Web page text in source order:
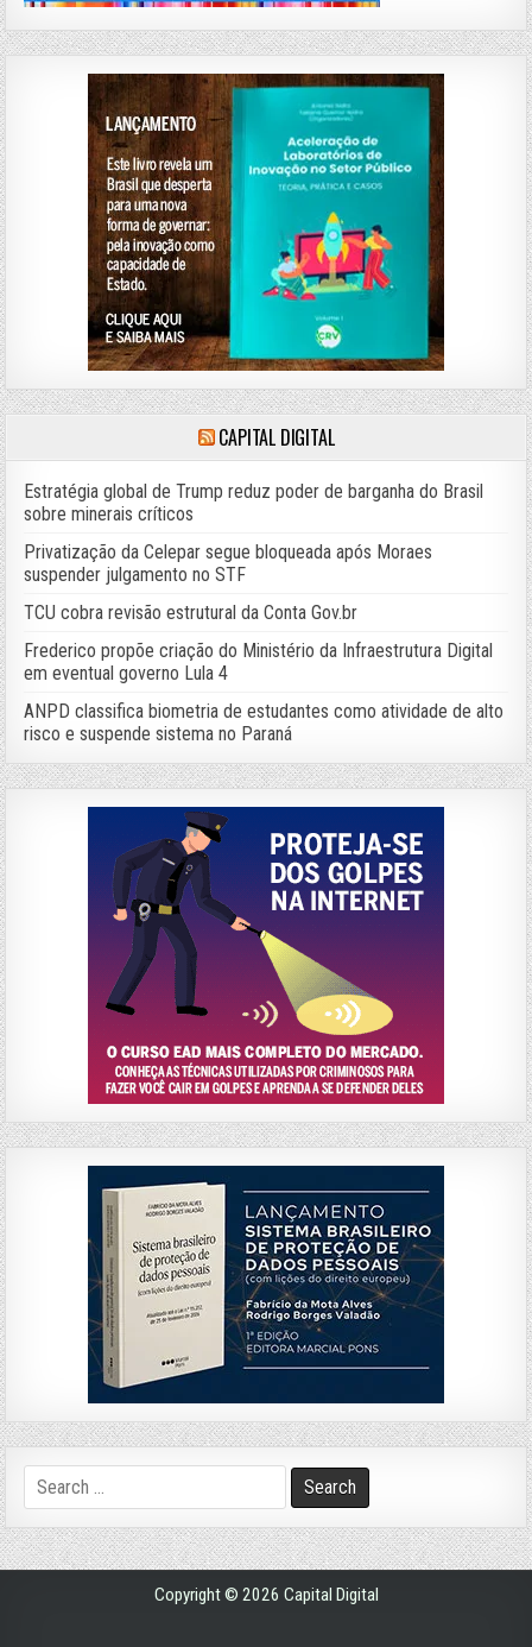
CAPITAL DIGITAL
Estratégia global de Trump reduz poder de barganha do Brasil
sobre minerais críticos
Privatização da Celepar segue bloqueada após Moraes
suspender julgamento no STF
TCU cobra revisão estrutural da Conta Gov.br
Frederico propõe criação do Ministério da Infraestrutura Digital
em eventual governo Lula 4
ANPD classifica biometria de estudantes como atividade de alto
risco e suspende sistema no Paraná
Search
for:
Copyright © 2026 Capital Digital